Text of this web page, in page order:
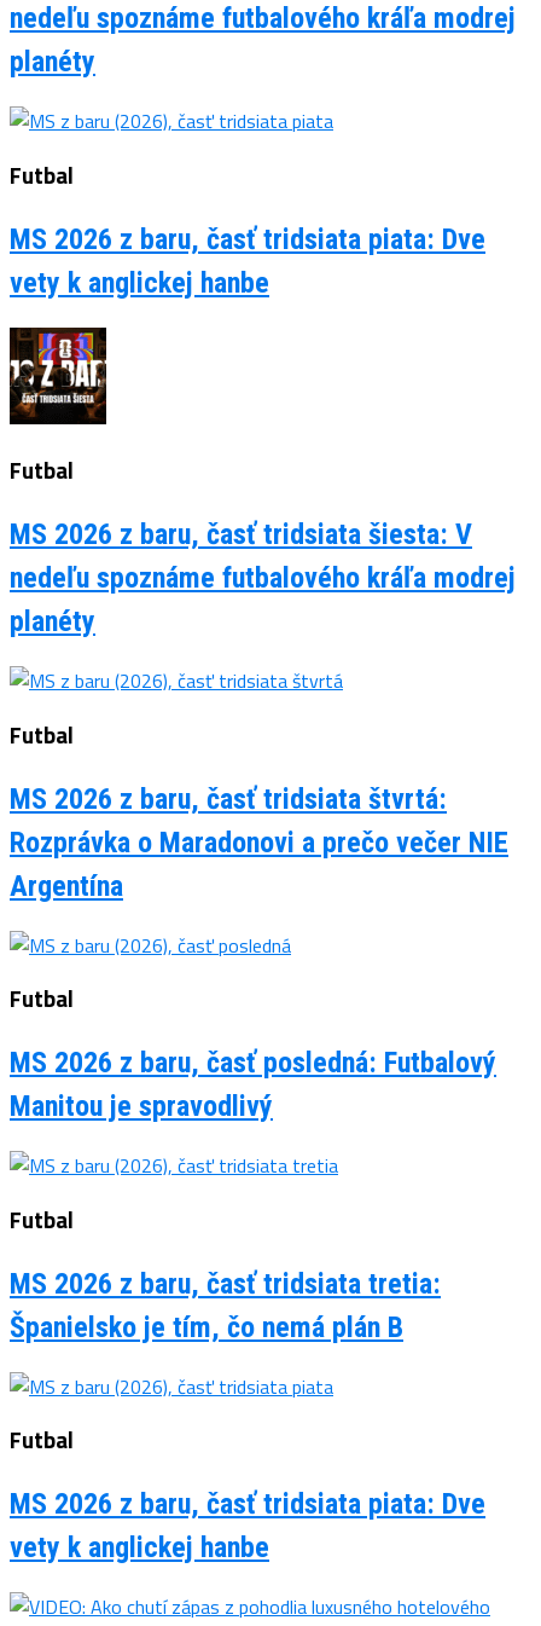
nedeľu spoznáme futbalového kráľa modrej
planéty
Futbal
MS 2026 z baru, časť tridsiata piata: Dve
vety k anglickej hanbe
Futbal
MS 2026 z baru, časť tridsiata šiesta: V
nedeľu spoznáme futbalového kráľa modrej
planéty
Futbal
MS 2026 z baru, časť tridsiata štvrtá:
Rozprávka o Maradonovi a prečo večer NIE
Argentína
Futbal
MS 2026 z baru, časť posledná: Futbalový
Manitou je spravodlivý
Futbal
MS 2026 z baru, časť tridsiata tretia:
Španielsko je tím, čo nemá plán B
Futbal
MS 2026 z baru, časť tridsiata piata: Dve
vety k anglickej hanbe